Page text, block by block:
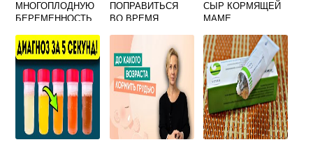
МНОГОПЛОДНУЮ
БЕРЕМЕННОСТЬ
ПОПРАВИТЬСЯ
ВО ВРЕМЯ
А НАОБОРОТ
ПОХУДЕТЬ
ОТЗЫВЫ
СЫР КОРМЯЩЕЙ
МАМЕ